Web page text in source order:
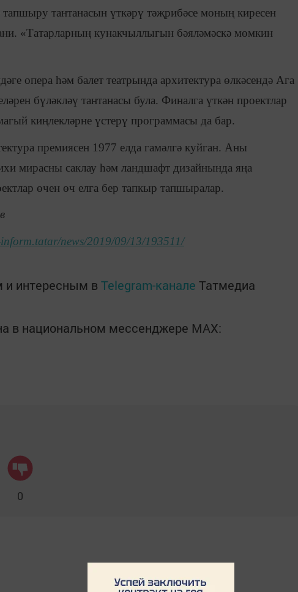
тантанасын үткәрү тәҗрибәсе моның киресен
«Татарларның кунакчыллыгын бәяләмәскә мөмкин
опера һәм балет театрында архитектура өлкәсендә Ага
бүләкләү тантанасы була. Финалга үткән проектлар
киңлекләрне үстерү программасы да бар.
премиясен 1977 елда гамәлгә куйган. Аны
мирасны саклау һәм ландшафт дизайнында яңа
өчен өч елга бер тапкыр тапшыралар.
news/2019/09/13/193511/
интересным в Telegram-канале Татмедиа
в национальном мессенджере MАХ:
0